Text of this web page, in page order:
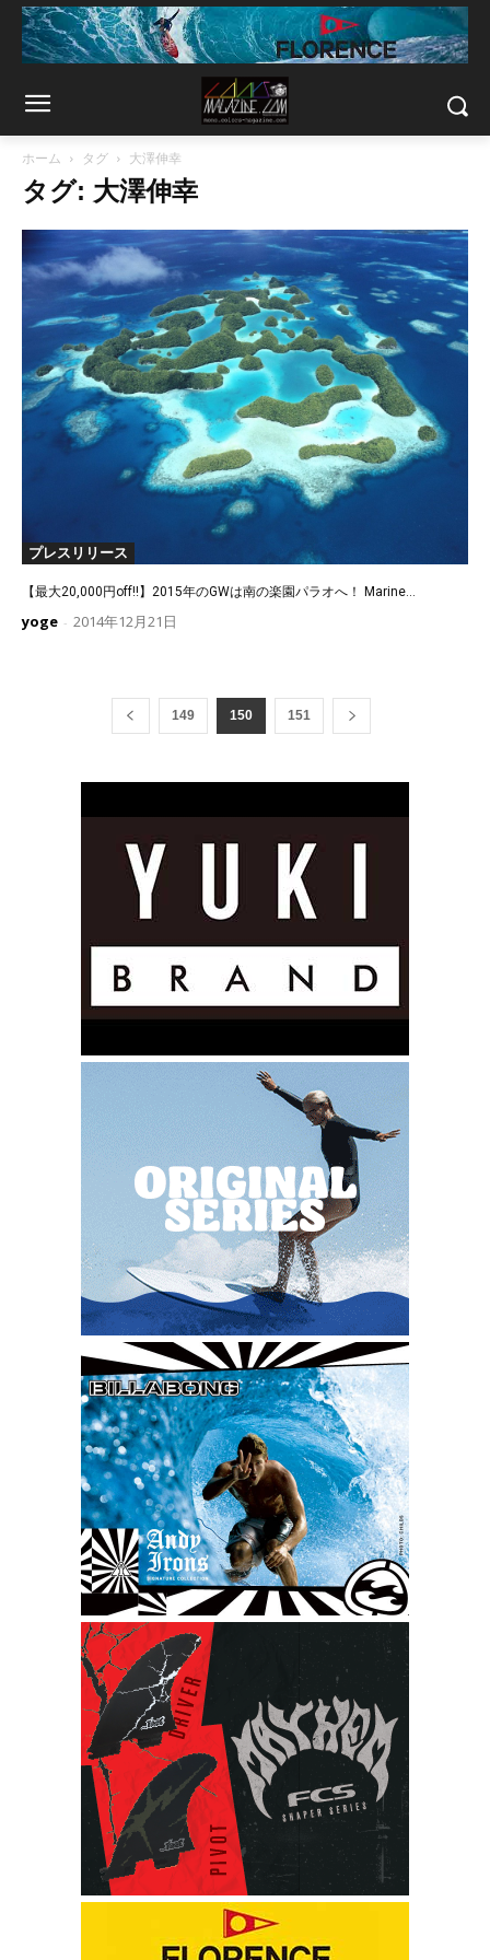
ホーム タグ 大澤伸幸
タグ: 大澤伸幸
プレスリリース
【最大20,000円off!!】2015年のGWは南の楽園パラオへ！ Marine...
yoge - 2014年12月21日
149 150 151